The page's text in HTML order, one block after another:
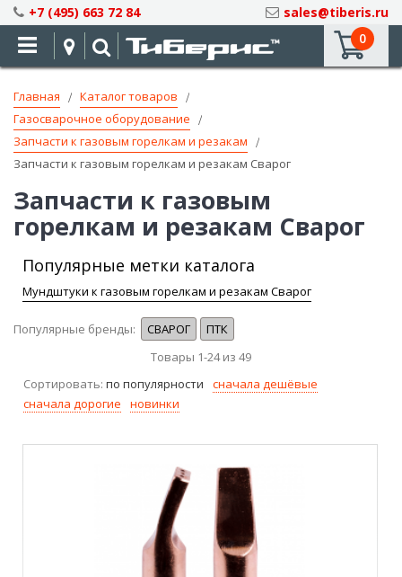
Skip
to
Content
+7 (495) 663 72 84
sales@tiberis.ru
0
Главная
Каталог товаров
Газосварочное оборудование
Запчасти к газовым горелкам и резакам
Запчасти к газовым горелкам и резакам Сварог
Запчасти к газовым
горелкам и резакам Сварог
Популярные метки каталога
Мундштуки к газовым горелкам и резакам Сварог
Популярные бренды: СВАРОГ
ПТК
Товары 1-24из 49
Сортировать: по популярности
сначала дешёвые
сначала дорогие
новинки